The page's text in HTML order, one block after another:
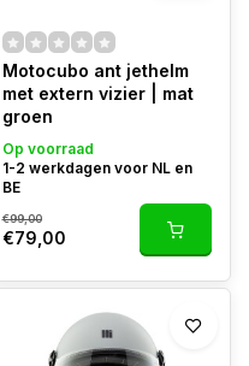
Motocubo ant jethelm
met extern vizier | mat
groen
Op voorraad
1-2 werkdagen voor NL en
BE
€99,00
€79,00